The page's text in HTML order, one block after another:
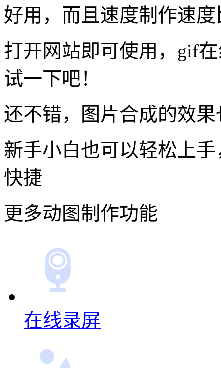
好用，而且速度制作速
打开网站即可使用，gif
试一下吧！
还不错，图片合成的效果
新手小白也可以轻松上
快捷
更多动图制作功能
在线录屏